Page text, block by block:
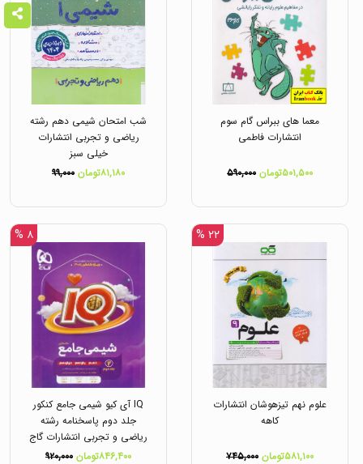
معما های ببراس گام سوم
انتشارات فاطمی
۵۰۱,۵۰۰تومان ۵۹۰,۰۰۰
شب امتحان شیمی دهم رشته
ریاضی و تجربی انتشارات
خیلی سبز
۸۱,۱۸۰تومان
۹۹,۰۰۰
۲۲ %
علوم نهم تیزهوشان انتشارات
کاهه
۵۸۱,۱۰۰تومان ۷۴۵,۰۰۰
۸ %
IQ آی کیو شیمی جامع کنکور
جلد دوم پاسخنامه رشته
ریاضی و تجربی انتشارات گاج
۸۴۶,۴۰۰تومان
۹۲۰,۰۰۰